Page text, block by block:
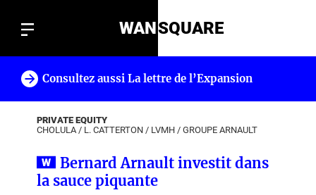
WANSQUARE
Consultez aussi La lettre de l’Expansion
PRIVATE EQUITY
CHOLULA/ L. CATTERTON / LVMH / GROUPE ARNAULT
Bernard Arnault investit dans
la sauce piquante